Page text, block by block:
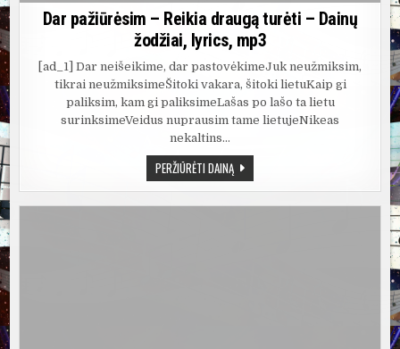
Dar pažiūrėsim – Reikia draugą turėti – Dainų
žodžiai, lyrics, mp3
[ad_1] Dar neišeikime, dar pastovėkimeJuk neužmiksim,
tikrai neužmiksimeŠitoki vakara, šitoki lietuKaip gi
paliksim, kam gi paliksimeLašas po lašo ta lietu
surinksimeVeidus nuprausim tame lietujeNikeas
nekaltins…
PERŽIŪRĖTI DAINĄDAR
PAŽIŪRĖSIM
–